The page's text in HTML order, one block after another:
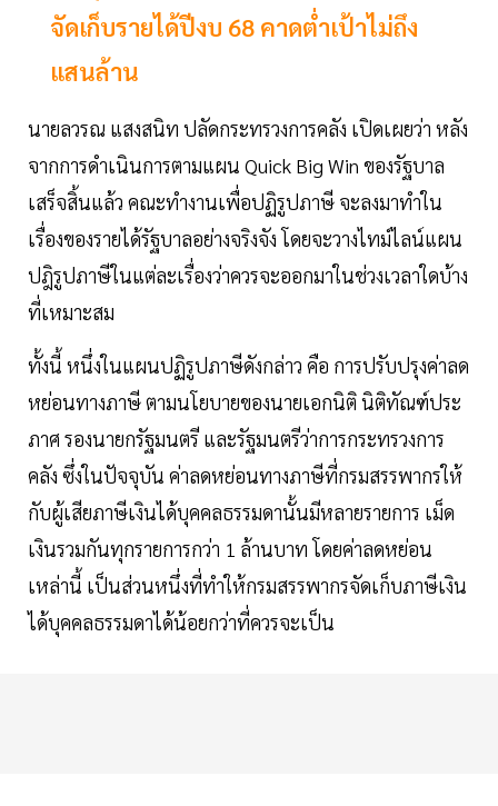
จัดเก็บรายได้ปีงบ 68 คาดต่ำเป้าไม่ถึง
แสนล้าน
นายลวรณ แสงสนิท ปลัดกระทรวงการคลัง เปิดเผยว่า หลัง
จากการดำเนินการตามแผน Quick Big Win ของรัฐบาล
เสร็จสิ้นแล้ว คณะทำงานเพื่อปฏิรูปภาษี จะลงมาทำใน
เรื่องของรายได้รัฐบาลอย่างจริงจัง โดยจะวางไทม์ไลน์แผน
ปฎิรูปภาษีในแต่ละเรื่องว่าควรจะออกมาในช่วงเวลาใดบ้าง
ที่เหมาะสม
ทั้งนี้ หนึ่งในแผนปฏิรูปภาษีดังกล่าว คือ การปรับปรุงค่าลด
หย่อนทางภาษี ตามนโยบายของนายเอกนิติ นิติทัณฑ์ประ
ภาศ รองนายกรัฐมนตรี และรัฐมนตรีว่าการกระทรวงการ
คลัง ซึ่งในปัจจุบัน ค่าลดหย่อนทางภาษีที่กรมสรรพากรให้
กับผู้เสียภาษีเงินได้บุคคลธรรมดานั้นมีหลายรายการ เม็ด
เงินรวมกันทุกรายการกว่า 1 ล้านบาท โดยค่าลดหย่อน
เหล่านี้ เป็นส่วนหนึ่งที่ทำให้กรมสรรพากรจัดเก็บภาษีเงิน
ได้บุคคลธรรมดาได้น้อยกว่าที่ควรจะเป็น